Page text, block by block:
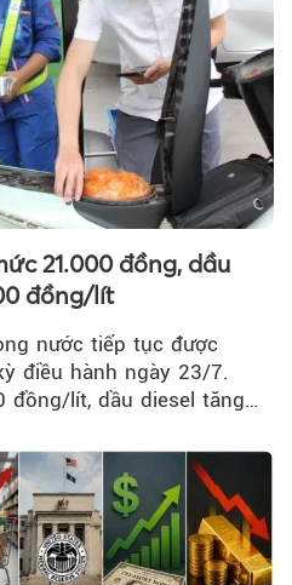
21.000 đồng, dầu
đồng/lít
nước tiếp tục được
điều hành ngày 23/7.
đồng/lít, dầu diesel tăng